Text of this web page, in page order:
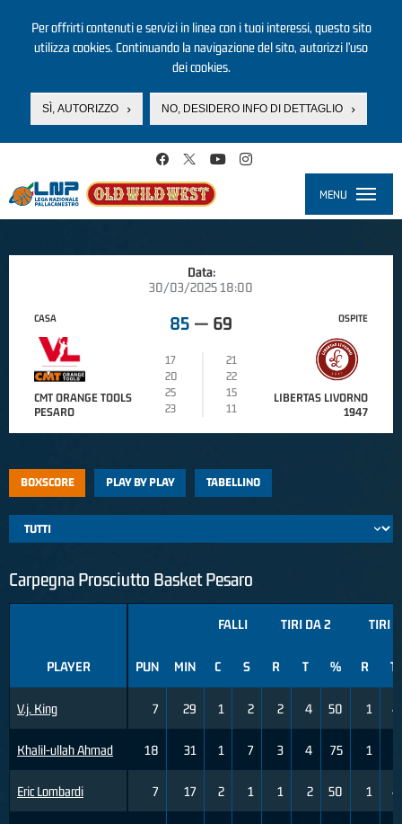
Per offrirti contenuti e servizi in linea con i tuoi interessi, questo sito
utilizza cookies. Continuando la navigazione del sito, autorizzi l’uso
dei cookies.
SÌ, AUTORIZZO NO, DESIDERO INFO DI DETTAGLIO
MENU
Data:
30/03/2025 18:00
CASA
CMT ORANGE TOOLS
PESARO
85 — 69
17
21
20
22
25
15
23
11
OSPITE
LIBERTAS LIVORNO
1947
BOXSCORE PLAY BY PLAY TABELLINO
Carpegna Prosciutto Basket Pesaro
PLAYER
V.j. King
Khalil-ullah Ahmad
Eric Lombardi
FALLI TIRI DA 2 TIRI
PUN MIN C S R T % R T
7 29 1 2 2 4 50 1 4
18 31 1 7 3 4 75 1
7 17 2 1 1 2 50 1 4